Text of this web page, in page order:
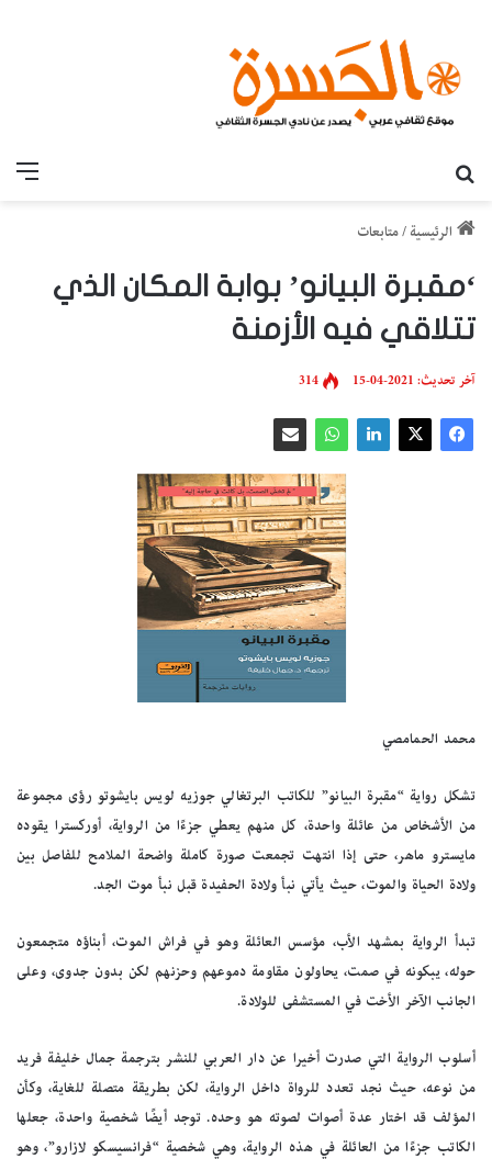
الرئيسية /متابعات
‘مقبرة البيانو’ بوابة المكان الذي
تتلاقي فيه الأزمنة
آخر تحديث: 2021-04-15 314
محمد الحمامصي
تشكل رواية “مقبرة البيانو” للكاتب البرتغالي جوزيه لويس بايشوتو رؤى مجموعة
من الأشخاص من عائلة واحدة، كل منهم يعطي جزءًا من الرواية، أوركسترا يقوده
مايسترو ماهر، حتى إذا انتهت تجمعت صورة كاملة واضحة الملامح للفاصل بين
ولادة الحياة والموت، حيث يأتي نبأ ولادة الحفيدة قبل نبأ موت الجد.
تبدأ الرواية بمشهد الأب، مؤسس العائلة وهو في فراش الموت، أبناؤه متجمعون
حوله، يبكونه في صمت، يحاولون مقاومة دموعهم وحزنهم لكن بدون جدوى، وعلى
الجانب الآخر الأخت في المستشفى للولادة.
أسلوب الرواية التي صدرت أخيرا عن دار العربي للنشر بترجمة جمال خليفة فريد
من نوعه، حيث نجد تعدد للرواة داخل الرواية، لكن بطريقة متصلة للغاية، وكأن
المؤلف قد اختار عدة أصوات لصوته هو وحده. توجد أيضًا شخصية واحدة، جعلها
الكاتب جزءًا من العائلة في هذه الرواية، وهي شخصية “فرانسيسكو لازارو”، وهو